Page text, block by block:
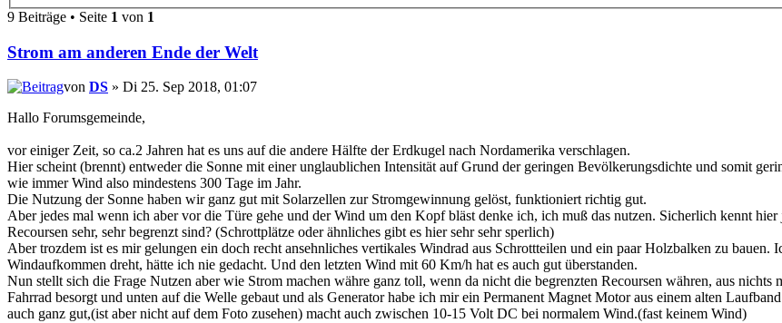
9 Beiträge • Seite 1 von 1
Strom am anderen Ende der Welt
von DS » Di 25. Sep 2018, 01:07
Hallo Forumsgemeinde,
vor einiger Zeit, so ca.2 Jahren hat es uns auf die andere Hälfte der Erdkugel nach Nordamerika verschlagen.
Hier scheint (brennt) entweder die Sonne mit einer unglaublichen Intensität auf Grund der geringen Bevölkerungsdichte und somit
wie immer Wind also mindestens 300 Tage im Jahr.
Die Nutzung der Sonne haben wir ganz gut mit Solarzellen zur Stromgewinnung gelöst, funktioniert richtig gut.
Aber jedes mal wenn ich aber vor die Türe gehe und der Wind um den Kopf bläst denke ich, ich muß das nutzen. Sicherlich kennt
Recoursen sehr, sehr begrenzt sind? (Schrottplätze oder ähnliches gibt es hier sehr sehr sperlich)
Aber trozdem ist es mir gelungen ein doch recht ansehnliches vertikales Windrad aus Schrottteilen und ein paar Holzbalken zu bauen.
Windaufkommen dreht, hätte ich nie gedacht. Und den letzten Wind mit 60 Km/h hat es auch gut überstanden.
Nun stellt sich die Frage Nutzen aber wie Strom machen währe ganz toll, wenn da nicht die begrenzten Recoursen währen, aus
Fahrrad besorgt und unten auf die Welle gebaut und als Generator habe ich mir ein Permanent Magnet Motor aus einem alten
auch ganz gut,(ist aber nicht auf dem Foto zusehen) macht auch zwischen 10-15 Volt DC bei normalem Wind.(fast keinem Wind)